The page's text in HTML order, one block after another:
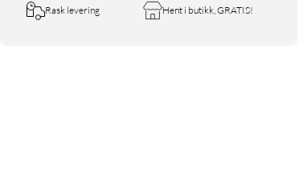
Rask levering Hent i butikk, GRATIS!